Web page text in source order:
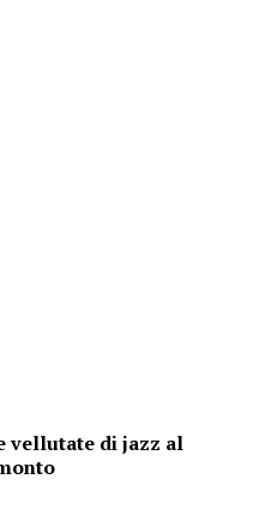
vellutate di jazz al